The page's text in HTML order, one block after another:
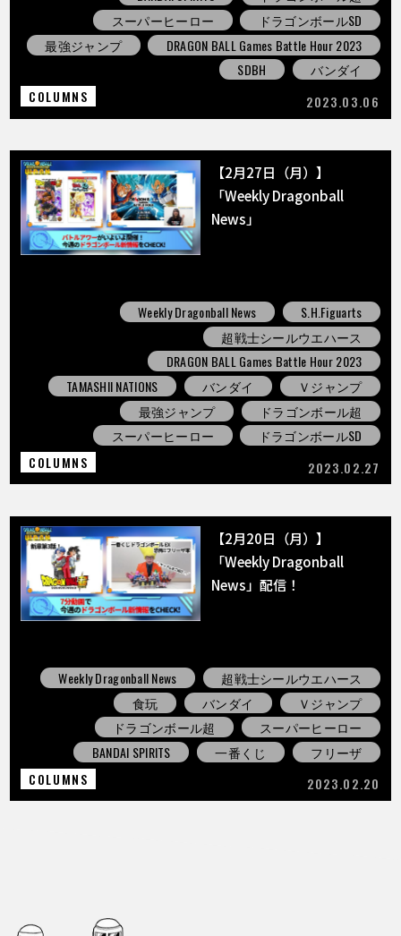
スーパーヒーロー
ドラゴンボールSD
最強ジャンプ
DRAGON BALL Games Battle Hour 2023
SDBH
バンダイ
COLUMNS
2023.03.06
【2月27日（月）】
「Weekly Dragonball
News」
Weekly Dragonball News
S.H.Figuarts
超戦士シールウエハース
DRAGON BALL Games Battle Hour 2023
TAMASHII NATIONS
バンダイ
Ｖジャンプ
最強ジャンプ
ドラゴンボール超
スーパーヒーロー
ドラゴンボールSD
COLUMNS
2023.02.27
【2月20日（月）】
「Weekly Dragonball
News」配信！
Weekly Dragonball News
超戦士シールウエハース
食玩
バンダイ
Ｖジャンプ
ドラゴンボール超
スーパーヒーロー
BANDAI SPIRITS
一番くじ
フリーザ
COLUMNS
2023.02.20